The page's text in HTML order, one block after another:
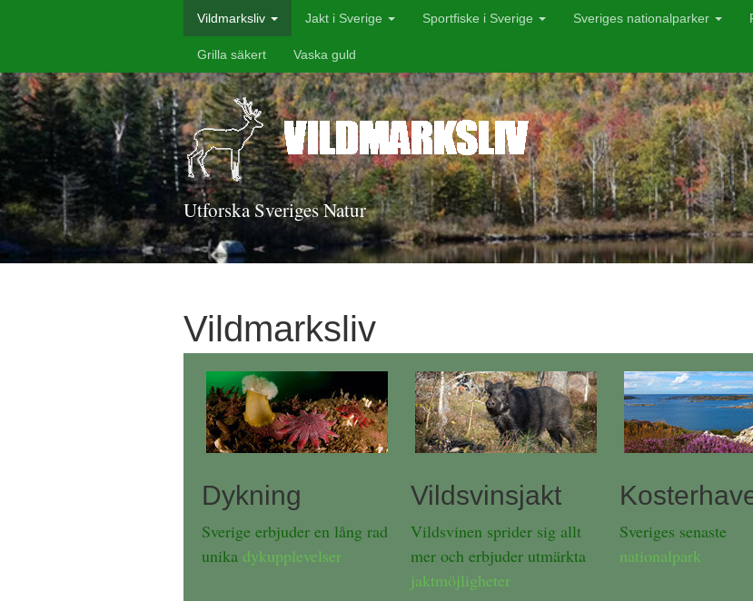
Vildmarksliv Jakt i Sverige Sportfiske i Sverige Sveriges nationalparker
Grilla säkert Vaska guld
Utforska Sveriges Natur
Vildmarksliv
Dykning
Sverige erbjuder en lång rad
unika dykupplevelser
Vildsvinsjakt
Vildsvinen sprider sig allt
mer och erbjuder utmärkta
jaktmöjligheter
Sveriges senaste
nationalpark